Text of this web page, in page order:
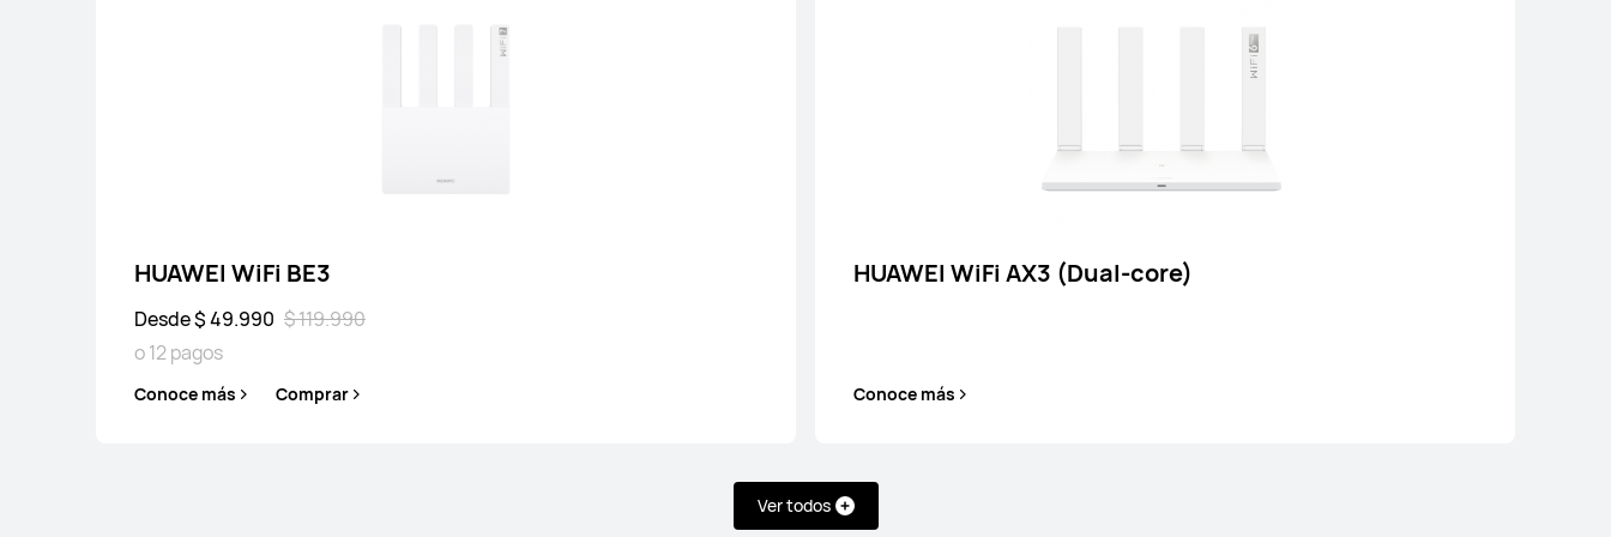
HUAWEI WiFi BE3
Desde $ 49.990 $ 119.990
o 12 pagos
Conoce más Comprar
HUAWEI WiFi AX3 (Dual-core)
Conoce más
Ver todos
HUAWEI WiFi AX2 HUAWEI WiFi AX3 (Quad-core)